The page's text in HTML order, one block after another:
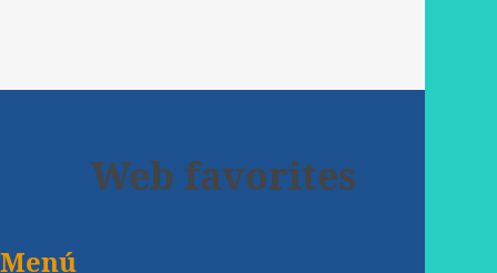
Web favorites
Menú